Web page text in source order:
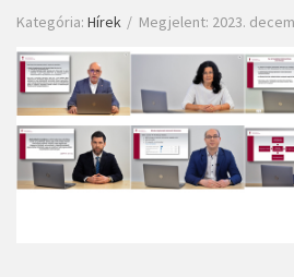
Kategória: Hírek Megjelent: 2023.